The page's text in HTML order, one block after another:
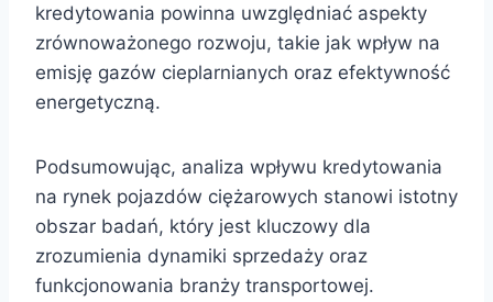
kredytowania powinna uwzględniać aspekty
zrównoważonego rozwoju, takie jak wpływ na
emisję gazów cieplarnianych oraz efektywność
energetyczną.
Podsumowując, analiza wpływu kredytowania
na rynek pojazdów ciężarowych stanowi istotny
obszar badań, który jest kluczowy dla
zrozumienia dynamiki sprzedaży oraz
funkcjonowania branży transportowej.